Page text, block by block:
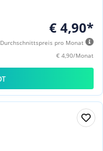
€ 4,90*
Durchschnittspreis pro Monat
€ 4,90/Monat